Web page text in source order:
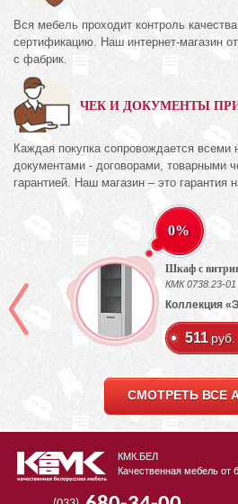
Вся мебель проходит контроль
сертификацию. Наш интернет-магазин
с фабрик.
ЧЕК И ДОКУМЕНТЫ
Каждая покупка сопровождается всеми
документами - договорами, товарными
гарантией. Наш магазин – это гарантия
0%
Шкаф с
КМК 0738.23-01
Коллекция
511 руб.
СМОТРЕТЬ ВСЕ
КМК.БЕЛ
Качественная мебель от